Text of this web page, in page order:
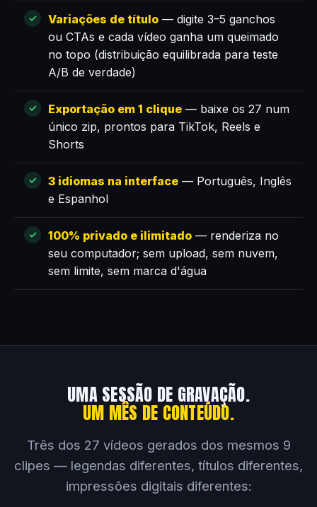
Variações de título — digite 3–5 ganchos
ou CTAs e cada vídeo ganha um queimado
no topo (distribuição equilibrada para teste
A/B de verdade)
Exportação em 1 clique — baixe os 27 num
único zip, prontos para TikTok, Reels e
Shorts
3 idiomas na interface — Português, Inglês
e Espanhol
100% privado e ilimitado — renderiza no
seu computador; sem upload, sem nuvem,
sem limite, sem marca d'água
UMA SESSÃO DE GRAVAÇÃO.
UM MÊS DE CONTEÚDO.
Três dos 27 vídeos gerados dos mesmos 9
clipes — legendas diferentes, títulos diferentes,
impressões digitais diferentes: